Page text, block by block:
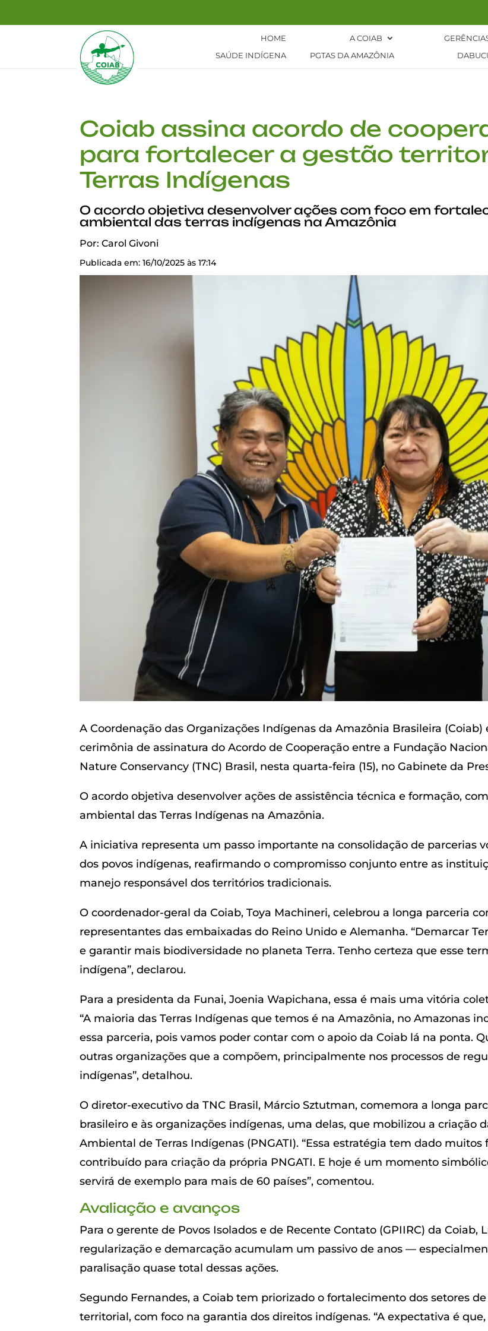
HOME A COIAB
SAÚDE INDÍGENA
PGTAS DA AMAZÔNIA
Coiab assina acordo de
para fortalecer a gestão
Terras Indígenas
O acordo objetiva desenvolver ações com foco em
ambiental das terras indígenas na Amazônia
Por: Carol Givoni
Publicada em: 16/10/2025 às 17:14
A Coordenação das Organizações Indígenas da Amazônia Brasileira
cerimônia de assinatura do Acordo de Cooperação entre a Fundação
Nature Conservancy (TNC) Brasil, nesta quarta-feira (15), no Gabinete da
O acordo objetiva desenvolver ações de assistência técnica e formação,
ambiental das Terras Indígenas na Amazônia.
A iniciativa representa um passo importante na consolidação de parcerias
dos povos indígenas, reafirmando o compromisso conjunto entre as
manejo responsável dos territórios tradicionais.
O coordenador-geral da Coiab, Toya Machineri, celebrou a longa parceria
representantes das embaixadas do Reino Unido e Alemanha. “Demarcar
e garantir mais biodiversidade no planeta Terra. Tenho certeza que esse
indígena”, declarou.
Para a presidenta da Funai, Joenia Wapichana, essa é mais uma vitória
“A maioria das Terras Indígenas que temos é na Amazônia, no Amazonas
essa parceria, pois vamos poder contar com o apoio da Coiab lá na ponta.
outras organizações que a compõem, principalmente nos processos de
indígenas”, detalhou.
O diretor-executivo da TNC Brasil, Márcio Sztutman, comemora a longa
brasileiro e às organizações indígenas, uma delas, que mobilizou a criação
Ambiental de Terras Indígenas (PNGATI). “Essa estratégia tem dado
contribuído para criação da própria PNGATI. E hoje é um momento
servirá de exemplo para mais de 60 países”, comentou.
Avaliação e avanços
Para o gerente de Povos Isolados e de Recente Contato (GPIIRC) da Coiab,
regularização e demarcação acumulam um passivo de anos —
paralisação quase total dessas ações.
Segundo Fernandes, a Coiab tem priorizado o fortalecimento dos setores
territorial, com foco na garantia dos direitos indígenas. “A expectativa é